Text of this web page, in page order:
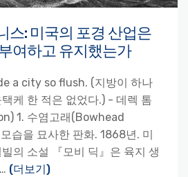
스: 미국의 포경 산업은
여하고 유지했는가
a city so flush. (지방이 하나
케 한 적은 없었다.) - 데렉 톰
1. 수염고래(Bowhead
습을 묘사한 판화. 1868년. 미
의 소설 『모비 딕』은 육지 생
(더보기)